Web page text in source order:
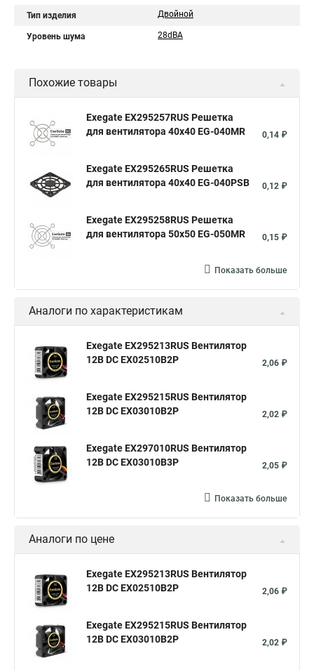
Тип изделия Двойной
Уровень шума 28dBA
Похожие товары
Exegate EX295257RUS Решетка
для вентилятора 40x40 EG-040MR
0,14 ₽
Exegate EX295265RUS Решетка
для вентилятора 40x40 EG-040PSB
0,12 ₽
Exegate EX295258RUS Решетка
для вентилятора 50х50 EG-050MR
0,15 ₽
Показать больше
Аналоги по характеристикам
Exegate EX295213RUS Вентилятор
12В DC EX02510B2P
2,06 ₽
Exegate EX295215RUS Вентилятор
12В DC EX03010B2P
2,02 ₽
Exegate EX297010RUS Вентилятор
12В DC EX03010B3P
2,05 ₽
Показать больше
Аналоги по цене
Exegate EX295213RUS Вентилятор
12В DC EX02510B2P
2,06 ₽
Exegate EX295215RUS Вентилятор
12В DC EX03010B2P
2,02 ₽